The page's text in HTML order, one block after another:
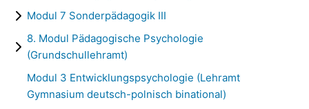
Modul 7 Sonderpädagogik III
8. Modul Pädagogische Psychologie
(Grundschullehramt)
Modul 3 Entwicklungspsychologie (Lehramt
Gymnasium deutsch-polnisch binational)